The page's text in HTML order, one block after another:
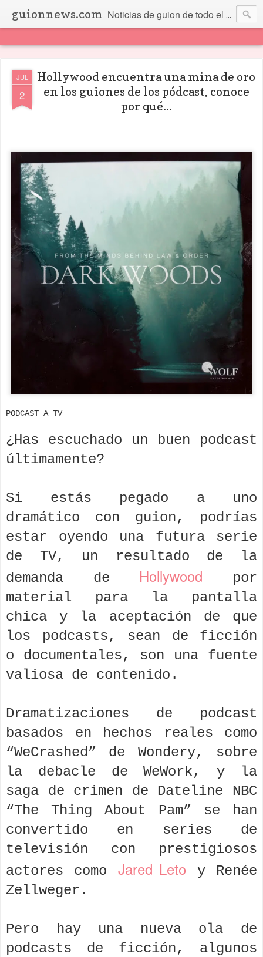
guionnews.com Noticias de guion de todo el mundo... Y más.
JUL
2
Hollywood encuentra una mina de oro
en los guiones de los pódcast, conoce
por qué...
PODCAST A TV
¿Has escuchado un buen podcast
últimamente?
Si estás pegado a uno
dramático con guion, podrías
estar oyendo una futura serie
de TV, un resultado de la
demanda de Hollywood por
material para la pantalla
chica y la aceptación de que
los podcasts, sean de ficción
o documentales, son una fuente
valiosa de contenido.
Dramatizaciones de podcast
basados en hechos reales como
“WeCrashed” de Wondery, sobre
la debacle de WeWork, y la
saga de crimen de Dateline NBC
“The Thing About Pam” se han
convertido en series de
televisión con prestigiosos
actores como Jared Leto y Renée
Zellweger.
Pero hay una nueva ola de
podcasts de ficción, algunos